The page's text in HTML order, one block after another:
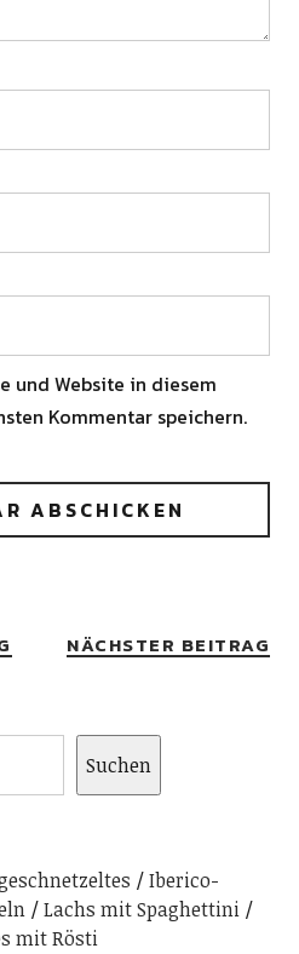
und Website in diesem
Kommentar speichern.
NÄCHSTER BEITRAG
Suchen
Iberico-
Lachs mit Spaghettini
mit Rösti